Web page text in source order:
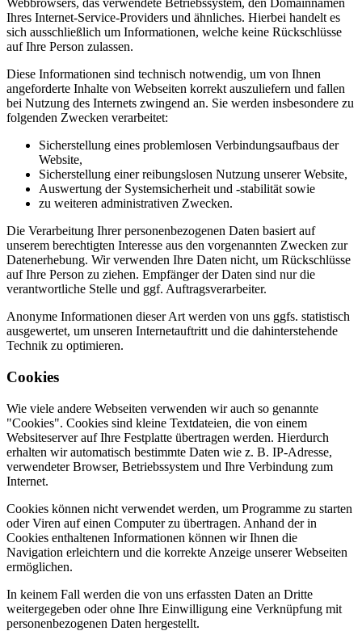
Webbrowsers, das verwendete Betriebssystem, den Domainnamen
Ihres Internet-Service-Providers und ähnliches. Hierbei handelt es
sich ausschließlich um Informationen, welche keine Rückschlüsse
auf Ihre Person zulassen.
Diese Informationen sind technisch notwendig, um von Ihnen
angeforderte Inhalte von Webseiten korrekt auszuliefern und fallen
bei Nutzung des Internets zwingend an. Sie werden insbesondere zu
folgenden Zwecken verarbeitet:
Sicherstellung eines problemlosen Verbindungsaufbaus der
Website,
Sicherstellung einer reibungslosen Nutzung unserer Website,
Auswertung der Systemsicherheit und -stabilität sowie
zu weiteren administrativen Zwecken.
Die Verarbeitung Ihrer personenbezogenen Daten basiert auf
unserem berechtigten Interesse aus den vorgenannten Zwecken zur
Datenerhebung. Wir verwenden Ihre Daten nicht, um Rückschlüsse
auf Ihre Person zu ziehen. Empfänger der Daten sind nur die
verantwortliche Stelle und ggf. Auftragsverarbeiter.
Anonyme Informationen dieser Art werden von uns ggfs. statistisch
ausgewertet, um unseren Internetauftritt und die dahinterstehende
Technik zu optimieren.
Cookies
Wie viele andere Webseiten verwenden wir auch so genannte
"Cookies". Cookies sind kleine Textdateien, die von einem
Websiteserver auf Ihre Festplatte übertragen werden. Hierdurch
erhalten wir automatisch bestimmte Daten wie z. B. IP-Adresse,
verwendeter Browser, Betriebssystem und Ihre Verbindung zum
Internet.
Cookies können nicht verwendet werden, um Programme zu starten
oder Viren auf einen Computer zu übertragen. Anhand der in
Cookies enthaltenen Informationen können wir Ihnen die
Navigation erleichtern und die korrekte Anzeige unserer Webseiten
ermöglichen.
In keinem Fall werden die von uns erfassten Daten an Dritte
weitergegeben oder ohne Ihre Einwilligung eine Verknüpfung mit
personenbezogenen Daten hergestellt.